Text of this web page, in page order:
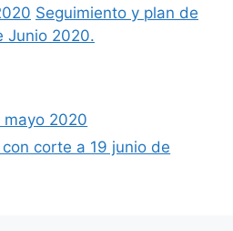
Seguimiento y plan de
Junio 2020.
mayo 2020
corte a 19 junio de